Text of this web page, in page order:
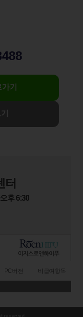
기
터
후 6:30
PC버전 비급여항목